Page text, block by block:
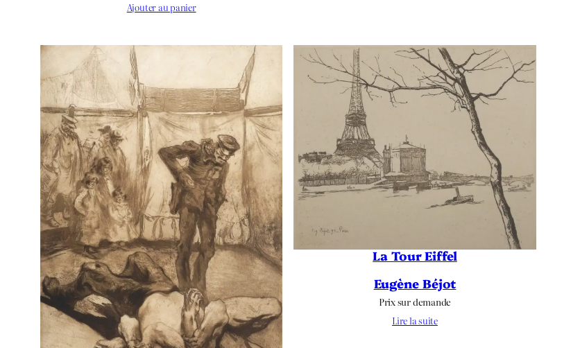
Ajouter au panier
La Tour Eiffel
Eugène Béjot
Prix sur demande
Lire la suite